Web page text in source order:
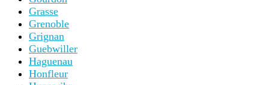
Grasse
Grenoble
Grignan
Guebwiller
Haguenau
Honfleur